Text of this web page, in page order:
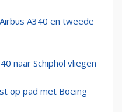
A340 en tweede
naar Schiphol vliegen
op pad met Boeing